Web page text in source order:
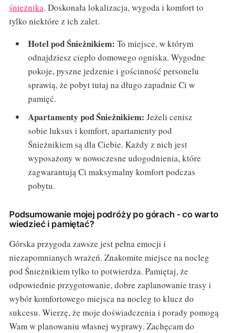
śnieżnika. Doskonała lokalizacja, wygoda i komfort to
tylko niektóre z ich zalet.
Hotel pod Śnieżnikiem: To miejsce, w którym
odnajdziesz ciepło domowego ogniska. Wygodne
pokoje, pyszne jedzenie i gościnność personelu
sprawią, że pobyt tutaj na długo zapadnie Ci w
pamięć.
Apartamenty pod Śnieżnikiem: Jeżeli cenisz
sobie luksus i komfort, apartamenty pod
Śnieżnikiem są dla Ciebie. Każdy z nich jest
wyposażony w nowoczesne udogodnienia, które
zagwarantują Ci maksymalny komfort podczas
pobytu.
Podsumowanie mojej podróży po górach - co warto
wiedzieć i pamiętać?
Górska przygoda zawsze jest pełna emocji i
niezapomnianych wrażeń. Znakomite miejsce na nocleg
pod Śnieżnikiem tylko to potwierdza. Pamiętaj, że
odpowiednie przygotowanie, dobre zaplanowanie trasy i
wybór komfortowego miejsca na nocleg to klucz do
sukcesu. Wierzę, że moje doświadczenia i porady pomogą
Wam w planowaniu własnej wyprawy. Zachęcam do